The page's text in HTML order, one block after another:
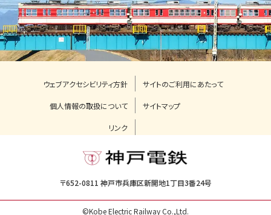
〒652-0811 神戸市兵庫区新開地1丁目3番24号
ウェブアクセシビリティ方針 サイトのご利用にあたって
個人情報の取扱について サイトマップ
リンク
©Kobe Electric Railway Co.,Ltd.